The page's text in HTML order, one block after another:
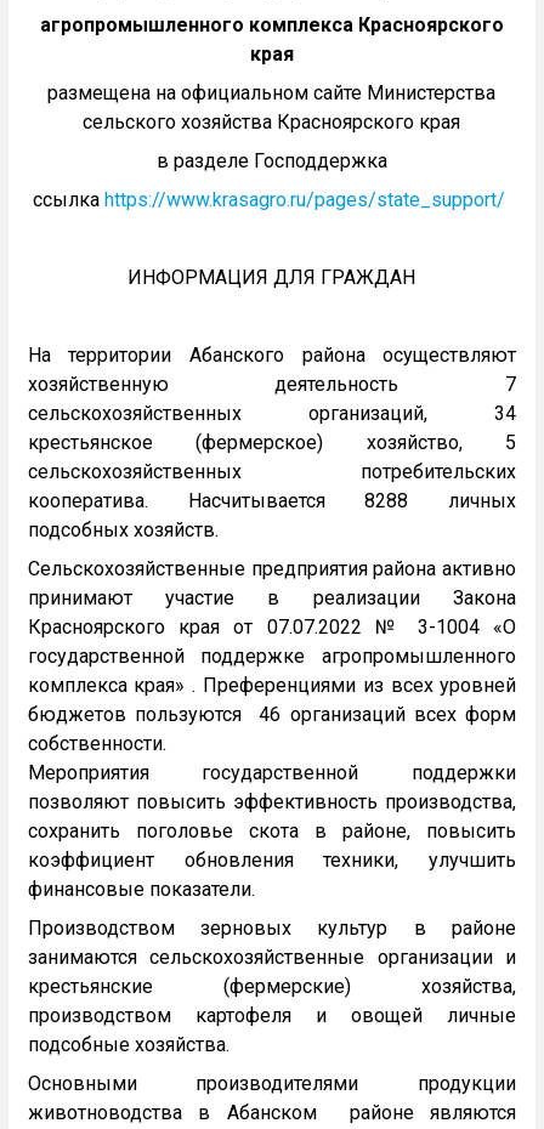
агропромышленного комплекса Красноярского
края
размещена на официальном сайте Министерства
сельского хозяйства Красноярского края
в разделе Господдержка
ссылкаhttps://www.krasagro.ru/pages/state_support/
ИНФОРМАЦИЯ ДЛЯ ГРАЖДАН
На территории Абанского района осуществляют
хозяйственную деятельность 7
сельскохозяйственных организаций, 34
крестьянское (фермерское) хозяйство, 5
сельскохозяйственных потребительских
кооператива. Насчитывается 8288 личных
подсобных хозяйств.
Сельскохозяйственные предприятия района активно
принимают участие в реализации Закона
Красноярского края от 07.07.2022 № 3-1004 «О
государственной поддержке агропромышленного
комплекса края» . Преференциями из всех уровней
бюджетов пользуются 46 организаций всех форм
собственности.
Мероприятия государственной поддержки
позволяют повысить эффективность производства,
сохранить поголовье скота в районе, повысить
коэффициент обновления техники, улучшить
финансовые показатели.
Производством зерновых культур в районе
занимаются сельскохозяйственные организации и
крестьянские (фермерские) хозяйства,
производством картофеля и овощей личные
подсобные хозяйства.
Основными производителями продукции
животноводства в Абанском районе являются